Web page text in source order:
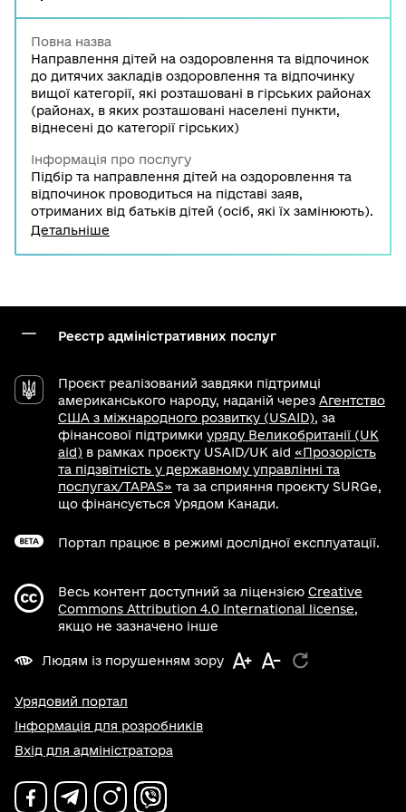
Повна назва
Направлення дітей на оздоровлення та відпочинок
до дитячих закладів оздоровлення та відпочинку
вищої категорії, які розташовані в гірських районах
(районах, в яких розташовані населені пункти,
віднесені до категорії гірських)
Інформація про послугу
Підбір та направлення дітей на оздоровлення та
відпочинок проводиться на підставі заяв,
отриманих від батьків дітей (осіб, які їх замінюють).
Заяви подаються до виконавчих органів та
Детальніше
Реєстр адміністративних послуг
Проєкт реалізований завдяки підтримці
американського народу, наданій через Агентство
США з міжнародного розвитку (USAID), за
фінансової підтримки уряду Великобританії (UK
aid) в рамках проєкту USAID/UK aid «Прозорість
та підзвітність у державному управлінні та
послугах/TAPAS» та за сприяння проєкту SURGe,
що фінансується Урядом Канади.
Портал працює в режимі дослідної експлуатації.
Весь контент доступний за ліцензією Creative
Commons Attribution 4.0 International license,
якщо не зазначено інше
Людям із порушенням зору
Урядовий портал
Інформація для розробників
Вхід для адміністратора